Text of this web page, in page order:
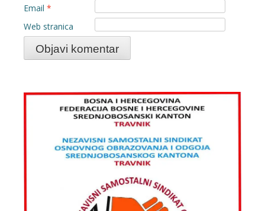
Email *
Web stranica